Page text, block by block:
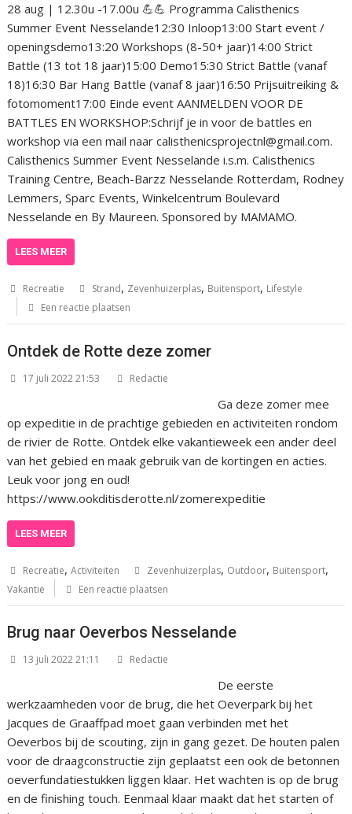
28 aug | 12.30u -17.00u 💪💪 Programma Calisthenics
Summer Event Nesselande12:30 Inloop13:00 Start event /
openingsdemo13:20 Workshops (8-50+ jaar)14:00 Strict
Battle (13 tot 18 jaar)15:00 Demo15:30 Strict Battle (vanaf
18)16:30 Bar Hang Battle (vanaf 8 jaar)16:50 Prijsuitreiking &
fotomoment17:00 Einde event AANMELDEN VOOR DE
BATTLES EN WORKSHOP:Schrijf je in voor de battles en
workshop via een mail naar calisthenicsprojectnl@gmail.com.
Calisthenics Summer Event Nesselande i.s.m. Calisthenics
Training Centre, Beach-Barzz Nesselande Rotterdam, Rodney
Lemmers, Sparc Events, Winkelcentrum Boulevard
Nesselande en By Maureen. Sponsored by MAMAMO.
LEES MEER
Recreatie Strand, Zevenhuizerplas, Buitensport, Lifestyle
Een reactie plaatsen
Ontdek de Rotte deze zomer
17 juli 2022 21:53 Redactie
Ga deze zomer mee
op expeditie in de prachtige gebieden en activiteiten rondom
de rivier de Rotte. Ontdek elke vakantieweek een ander deel
van het gebied en maak gebruik van de kortingen en acties.
Leuk voor jong en oud!
https://www.ookditisderotte.nl/zomerexpeditie
LEES MEER
Recreatie,Activiteiten Zevenhuizerplas, Outdoor, Buitensport,
Vakantie Een reactie plaatsen
Brug naar Oeverbos Nesselande
13 juli 2022 21:11 Redactie
De eerste
werkzaamheden voor de brug, die het Oeverpark bij het
Jacques de Graaffpad moet gaan verbinden met het
Oeverbos bij de scouting, zijn in gang gezet. De houten palen
voor de draagconstructie zijn geplaatst een ook de betonnen
oeverfundatiestukken liggen klaar. Het wachten is op de brug
en de finishing touch. Eenmaal klaar maakt dat het starten of